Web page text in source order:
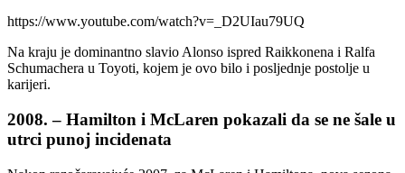
https://www.youtube.com/watch?v=_D2UIau79UQ
Na kraju je dominantno slavio Alonso ispred Raikkonena i Ralfa
Schumachera u Toyoti, kojem je ovo bilo i posljednje postolje u
karijeri.
2008. – Hamilton i McLaren pokazali da se ne šale u
utrci punoj incidenata